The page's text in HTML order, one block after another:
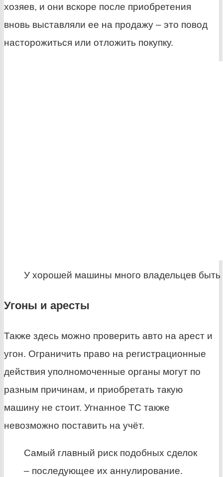
хозяев, и они вскоре после приобретения
вновь выставляли ее на продажу – это повод
насторожиться или отложить покупку.
У хорошей машины много владельцев быть
Угоны и аресты
Также здесь можно проверить авто на арест и
угон. Ограничить право на регистрационные
действия уполномоченные органы могут по
разным причинам, и приобретать такую
машину не стоит. Угнанное ТС также
невозможно поставить на учёт.
Самый главный риск подобных сделок
– последующее их аннулирование.